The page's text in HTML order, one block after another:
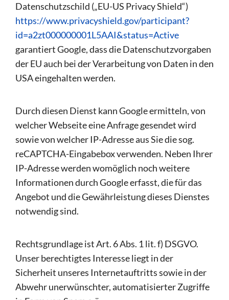
Datenschutzschild („EU-US Privacy Shield“)
https://www.privacyshield.gov/participant?
id=a2zt000000001L5AAI&status=Active
garantiert Google, dass die Datenschutzvorgaben
der EU auch bei der Verarbeitung von Daten in den
USA eingehalten werden.
Durch diesen Dienst kann Google ermitteln, von
welcher Webseite eine Anfrage gesendet wird
sowie von welcher IP-Adresse aus Sie die sog.
reCAPTCHA-Eingabebox verwenden. Neben Ihrer
IP-Adresse werden womöglich noch weitere
Informationen durch Google erfasst, die für das
Angebot und die Gewährleistung dieses Dienstes
notwendig sind.
Rechtsgrundlage ist Art. 6 Abs. 1 lit. f) DSGVO.
Unser berechtigtes Interesse liegt in der
Sicherheit unseres Internetauftritts sowie in der
Abwehr unerwünschter, automatisierter Zugriffe